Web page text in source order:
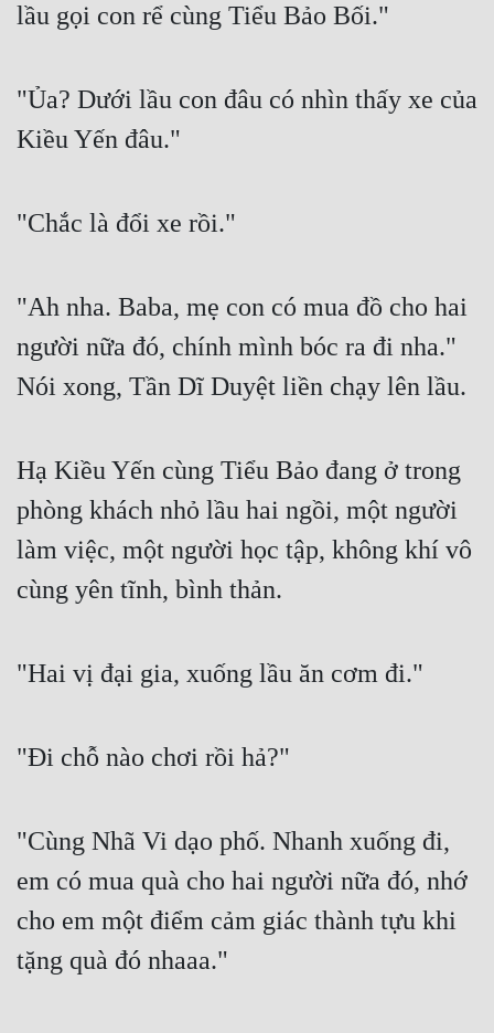
lầu gọi con rể cùng Tiểu Bảo Bối."
"Ủa? Dưới lầu con đâu có nhìn thấy xe của
Kiều Yến đâu."
"Chắc là đổi xe rồi."
"Ah nha. Baba, mẹ con có mua đồ cho hai
người nữa đó, chính mình bóc ra đi nha."
Nói xong, Tần Dĩ Duyệt liền chạy lên lầu.
Hạ Kiều Yến cùng Tiểu Bảo đang ở trong
phòng khách nhỏ lầu hai ngồi, một người
làm việc, một người học tập, không khí vô
cùng yên tĩnh, bình thản.
"Hai vị đại gia, xuống lầu ăn cơm đi."
"Đi chỗ nào chơi rồi hả?"
"Cùng Nhã Vi dạo phố. Nhanh xuống đi,
em có mua quà cho hai người nữa đó, nhớ
cho em một điểm cảm giác thành tựu khi
tặng quà đó nhaaa."